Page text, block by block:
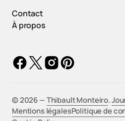
Contact
À propos
©️ 2026 —Thibault Monteiro.
Mentions légalesPolitique de